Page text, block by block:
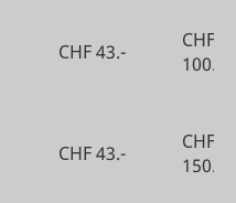
CHF 43.-
CHF
100.-
CHF 43.-
CHF
150.-